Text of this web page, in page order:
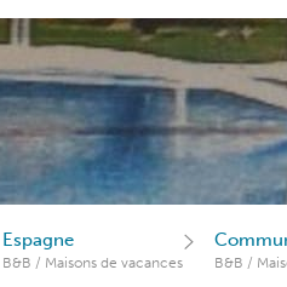
Espagne
B&B / Maisons de vacances B&B /